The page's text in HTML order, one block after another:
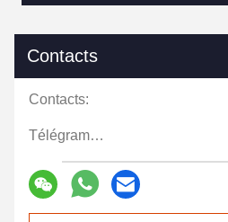
Contacts
Contacts:
Télégramme: